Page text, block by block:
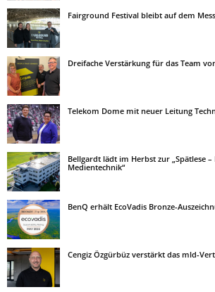
Fairground Festival bleibt auf dem
Dreifache Verstärkung für das Team
Telekom Dome mit neuer Leitung
Bellgardt lädt im Herbst zur „Spätlese
Medientechnik“
BenQ erhält EcoVadis Bronze-
Cengiz Özgürbüz verstärkt das mld-